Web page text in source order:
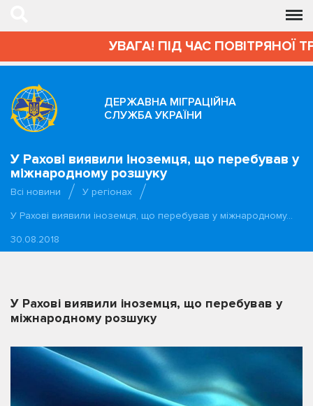
УВАГА! ПІД ЧАС ПОВІТРЯНОЇ
ДЕРЖАВНА МІГРАЦІЙНА
СЛУЖБА УКРАЇНИ
У Рахові виявили іноземця, що перебував у
міжнародному розшуку
Всі новини
У регіонах
У Рахові виявили іноземця, що перебував у міжнародному…
30.08.2018
У Рахові виявили іноземця, що перебував у
міжнародному розшуку